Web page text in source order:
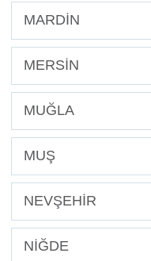
MARDİN
MERSİN
MUĞLA
MUŞ
NEVŞEHİR
NİĞDE